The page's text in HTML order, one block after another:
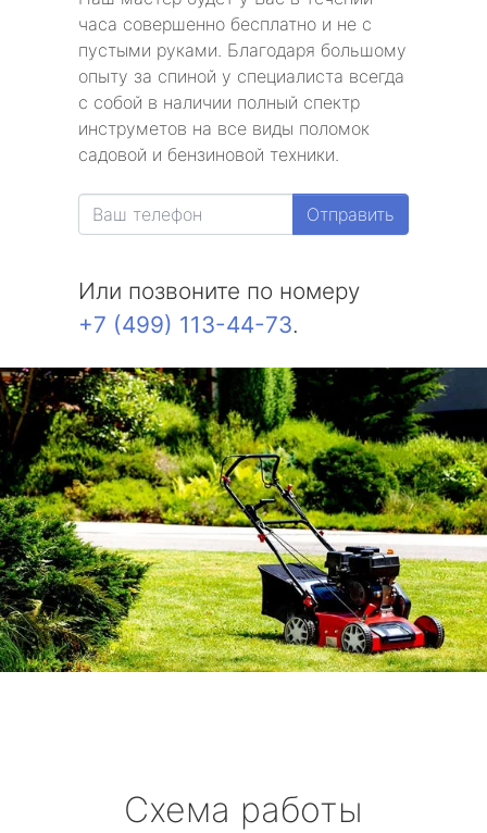
часа совершенно бесплатно и не с
пустыми руками. Благодаря большому
опыту за спиной у специалиста всегда
с собой в наличии полный спектр
инструметов на все виды поломок
садовой и бензиновой техники.
Отправить
Или позвоните по номеру
+7 (499) 113-44-73.
Схема работы